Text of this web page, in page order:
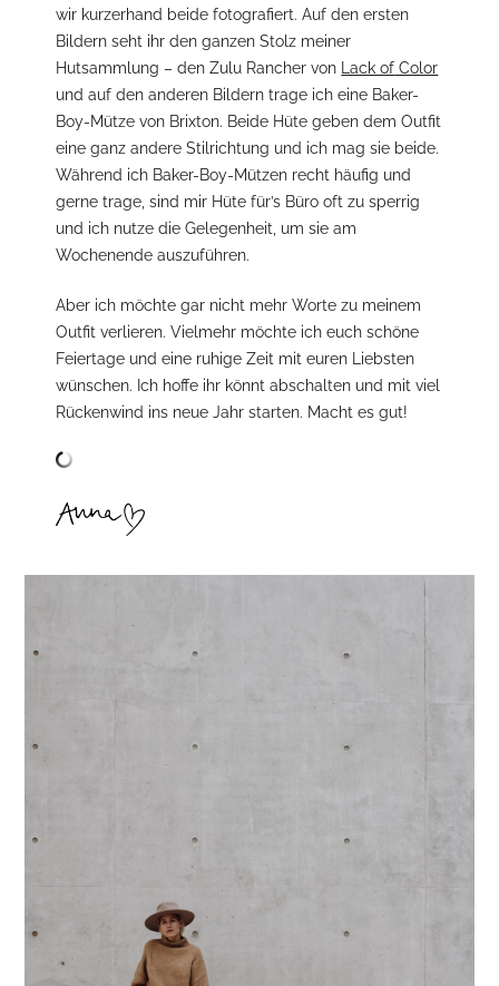
wir kurzerhand beide fotografiert. Auf den ersten
Bildern seht ihr den ganzen Stolz meiner
Hutsammlung – den Zulu Rancher von Lack of Color
und auf den anderen Bildern trage ich eine Baker-
Boy-Mütze von Brixton. Beide Hüte geben dem Outfit
eine ganz andere Stilrichtung und ich mag sie beide.
Während ich Baker-Boy-Mützen recht häufig und
gerne trage, sind mir Hüte für’s Büro oft zu sperrig
und ich nutze die Gelegenheit, um sie am
Wochenende auszuführen.
Aber ich möchte gar nicht mehr Worte zu meinem
Outfit verlieren. Vielmehr möchte ich euch schöne
Feiertage und eine ruhige Zeit mit euren Liebsten
wünschen. Ich hoffe ihr könnt abschalten und mit viel
Rückenwind ins neue Jahr starten. Macht es gut!